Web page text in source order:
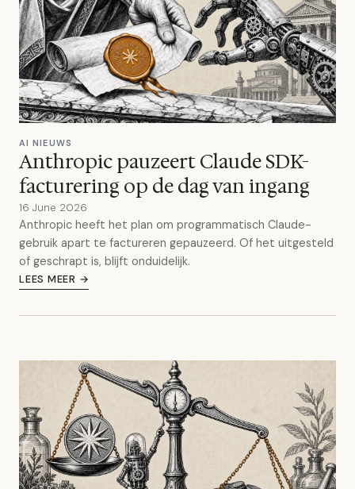
AI NIEUWS
Anthropic pauzeert Claude SDK-
facturering op de dag van ingang
16 June 2026
Anthropic heeft het plan om programmatisch Claude-
gebruik apart te factureren gepauzeerd. Of het uitgesteld
of geschrapt is, blijft onduidelijk.
LEES MEER →